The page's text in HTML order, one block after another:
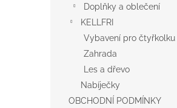
Doplňky a oblečení
KELLFRI
Vybavení pro čtyřkolku
Zahrada
Les a dřevo
Nabíječky
OBCHODNÍ PODMÍNKY